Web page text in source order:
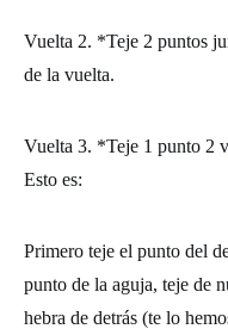
Vuelta 2. *Teje 2 puntos
de la vuelta.
Vuelta 3. *Teje 1 punto 2
Esto es:
Primero teje el punto del
punto de la aguja, teje de
hebra de detrás (te lo